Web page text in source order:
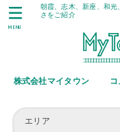
朝霞、志木、新座、和光
さをご紹介
株式会社マイタウン コ
MENU
エリア